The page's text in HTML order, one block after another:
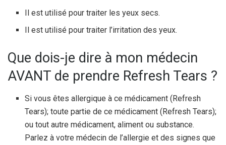
Il est utilisé pour traiter les yeux secs.
Il est utilisé pour traiter l’irritation des yeux.
Que dois-je dire à mon médecin
AVANT de prendre Refresh Tears ?
Si vous êtes allergique à ce médicament (Refresh
Tears); toute partie de ce médicament (Refresh Tears);
ou tout autre médicament, aliment ou substance.
Parlez à votre médecin de l’allergie et des signes que